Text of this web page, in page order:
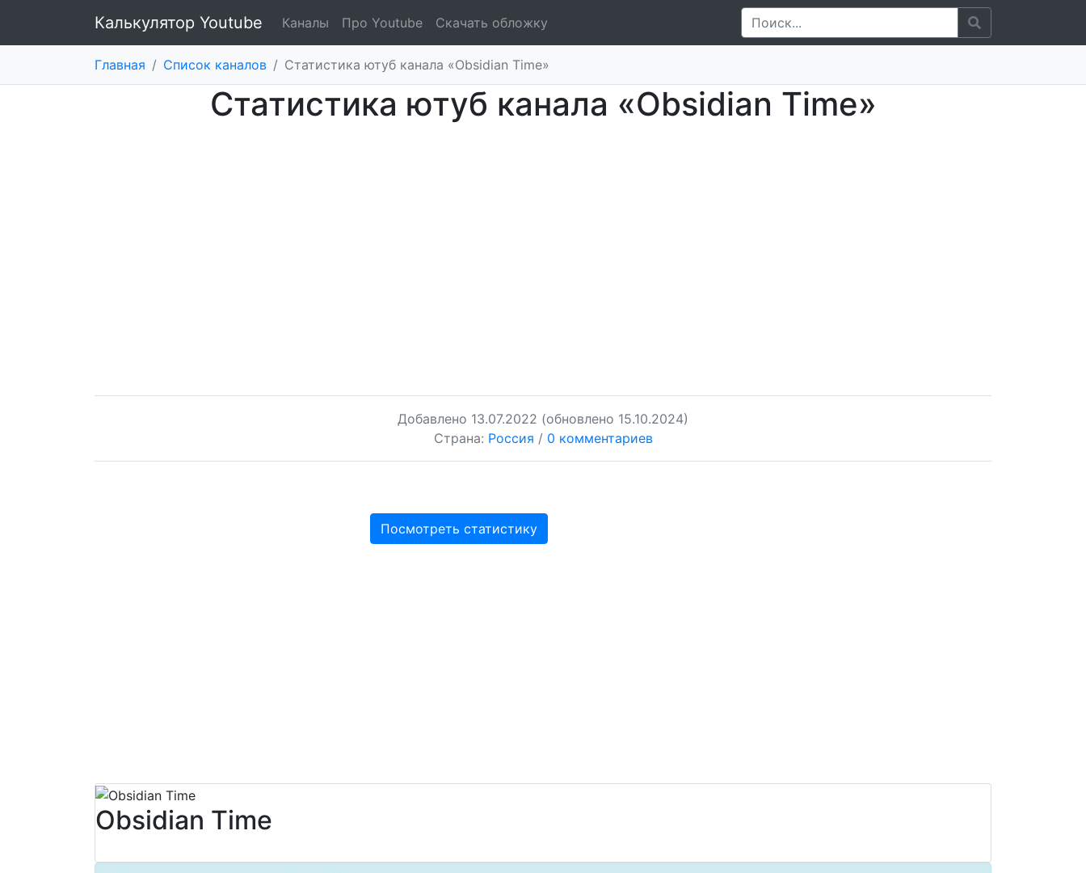
Калькулятор Youtube Каналы Про Youtube Скачать обложку
Главная / Список каналов / Статистика ютуб канала «Obsidian Time»
Статистика ютуб канала «Obsidian Time»
Добавлено 13.07.2022 (обновлено 15.10.2024)
Страна: Россия / 0 комментариев
Посмотреть статистику
Obsidian Time